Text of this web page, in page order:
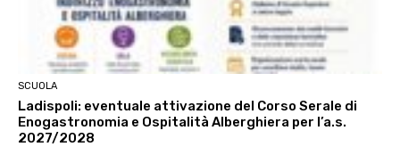
SCUOLA
Ladispoli: eventuale attivazione del Corso Serale di
Enogastronomia e Ospitalità Alberghiera per l’a.s.
2027/2028